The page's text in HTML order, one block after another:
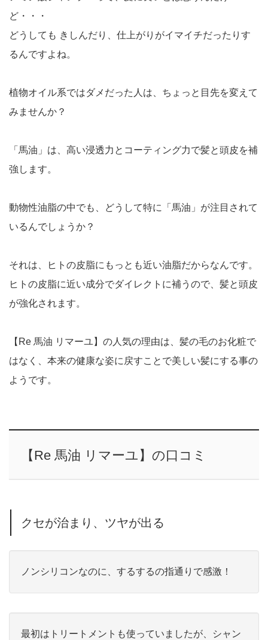
ど・・・
どうしても きしんだり、仕上がりがイマイチだったりす
るんですよね。
植物オイル系ではダメだった人は、ちょっと目先を変えて
みませんか？
「馬油」は、高い浸透力とコーティング力で髪と頭皮を補
強します。
動物性油脂の中でも、どうして特に「馬油」が注目されて
いるんでしょうか？
それは、ヒトの皮脂にもっとも近い油脂だからなんです。
ヒトの皮脂に近い成分でダイレクトに補うので、髪と頭皮
が強化されます。
【Re 馬油 リマーユ】の人気の理由は、髪の毛のお化粧で
はなく、本来の健康な姿に戻すことで美しい髪にする事の
ようです。
【Re 馬油 リマーユ】の口コミ
クセが治まり、ツヤが出る
ノンシリコンなのに、するするの指通りで感激！
最初はトリートメントも使っていましたが、シャン